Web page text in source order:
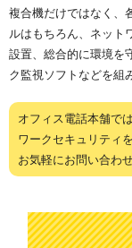
複合機だけではなく、
ルはもちろん、ネット
設置、総合的に環境を
ク監視ソフトなどを組
オフィス電話本舗で
ワークセキュリティ
お気軽にお問い合わ